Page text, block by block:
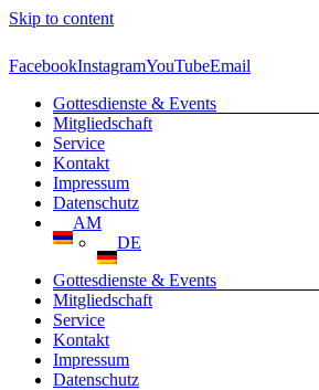
Skip to content
FacebookInstagramYouTubeEmail
Gottesdienste & Events
Mitgliedschaft
Service
Kontakt
Impressum
Datenschutz
AM
DE
Gottesdienste & Events
Mitgliedschaft
Service
Kontakt
Impressum
Datenschutz